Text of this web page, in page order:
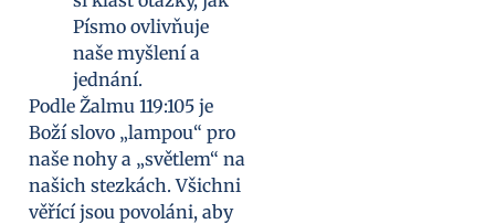
Písmo ovlivňuje
naše myšlení a
jednání.
Podle Žalmu 119:105 je
Boží slovo „lampou“ pro
naše nohy a „světlem“ na
našich stezkách. Všichni
věřící jsou povoláni, aby